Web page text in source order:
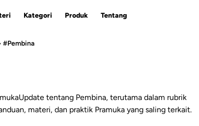
Kategori Produk Tentang
#Pembina
tentang Pembina, terutama dalam rubrik
materi, dan praktik Pramuka yang saling terkait.